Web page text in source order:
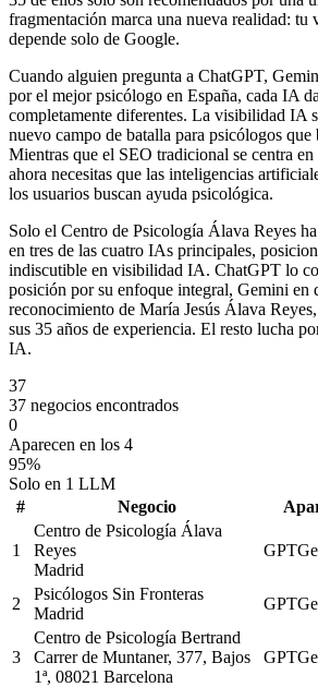
fragmentación marca una nueva realidad:
depende solo de Google.
Cuando alguien pregunta a ChatGPT,
por el mejor psicólogo en España, cada IA
completamente diferentes. La visibilidad IA
nuevo campo de batalla para psicólogos que
Mientras que el SEO tradicional se centra en
ahora necesitas que las inteligencias
los usuarios buscan ayuda psicológica.
Solo el Centro de Psicología Álava Reyes
en tres de las cuatro IAs principales,
indiscutible en visibilidad IA. ChatGPT lo
posición por su enfoque integral, Gemini en
reconocimiento de María Jesús Álava
sus 35 años de experiencia. El resto lucha
IA.
37
37 negocios encontrados
0
Aparecen en los 4
95%
Solo en 1 LLM
#
Negocio
1
Centro de Psicología Álava
Reyes
Madrid
GPT
2
Psicólogos Sin Fronteras
Madrid
GPT
3
Centro de Psicología Bertrand
Carrer de Muntaner, 377, Bajos
1ª, 08021 Barcelona
GPT